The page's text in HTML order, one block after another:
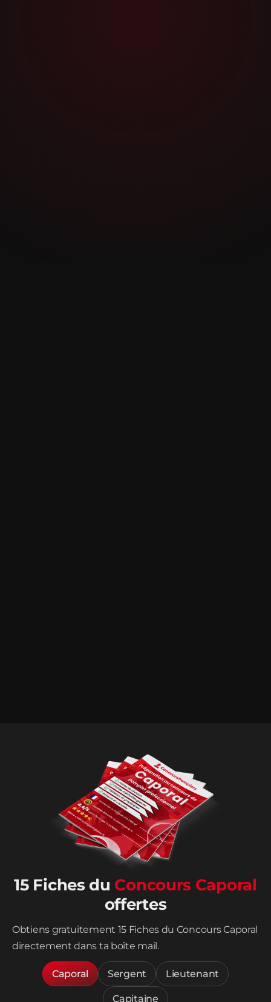
15 Fiches du Concours Caporal
offertes
Obtiens gratuitement 15 Fiches du Concours Caporal
directement dans ta boîte mail.
Caporal Sergent Lieutenant
Capitaine